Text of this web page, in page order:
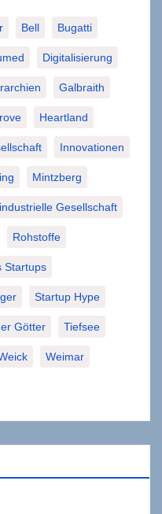
Bell Bugatti
Digitalisierung
Galbraith
Heartland
Innovationen
Mintzberg
Gesellschaft
Rohstoffe
Startups
Startup Hype
Götter Tiefsee
Weimar